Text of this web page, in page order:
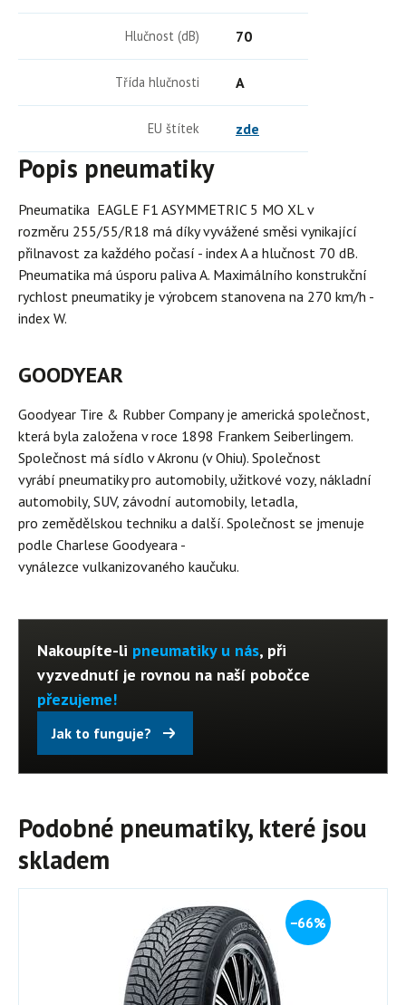
Hlučnost (dB) 70
Třída hlučnosti A
EU štítek zde
Popis pneumatiky
Pneumatika EAGLE F1 ASYMMETRIC 5 MO XL v
rozměru 255/55/R18 má díky vyvážené směsi vynikající
přilnavost za každého počasí - index A a hlučnost 70 dB.
Pneumatika má úsporu paliva A. Maximálního konstrukční
rychlost pneumatiky je výrobcem stanovena na 270 km/h -
index W.
GOODYEAR
Goodyear Tire & Rubber Company je americká společnost,
která byla založena v roce 1898 Frankem Seiberlingem.
Společnost má sídlo v Akronu (v Ohiu). Společnost
vyrábí pneumatiky pro automobily, užitkové vozy, nákladní
automobily, SUV, závodní automobily, letadla,
pro zemědělskou techniku a další. Společnost se jmenuje
podle Charlese Goodyeara -
vynálezce vulkanizovaného kaučuku.
Nakoupíte-li pneumatiky u nás, při
vyzvednutí je rovnou na naší pobočce
přezujeme!
Jak to funguje?
Podobné pneumatiky, které jsou
skladem
−66%